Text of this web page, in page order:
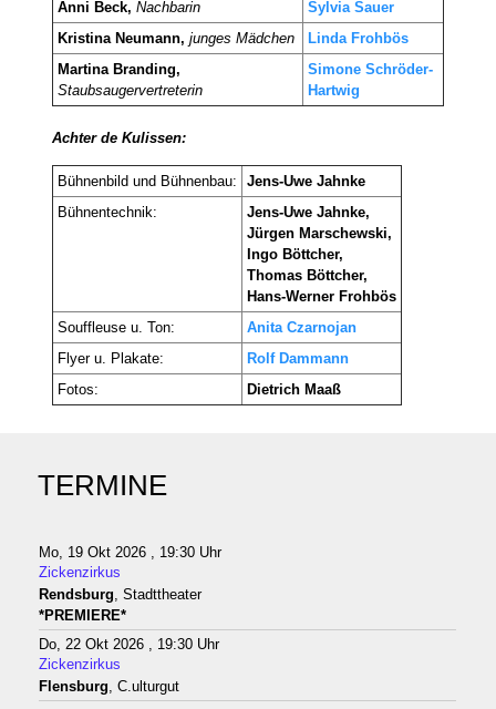
Anni Beck, Nachbarin
Sylvia Sauer
Kristina Neumann, junges Mädchen
Linda Frohbös
Martina Branding,
Staubsaugervertreterin
Simone Schröder-
Hartwig
Achter de Kulissen:
Bühnenbild und Bühnenbau:
Jens-Uwe Jahnke
Bühnentechnik:
Jens-Uwe Jahnke,
Jürgen Marschewski,
Ingo Böttcher,
Thomas Böttcher,
Hans-Werner Frohbös
Souffleuse u. Ton:
Anita Czarnojan
Flyer u. Plakate:
Rolf Dammann
Fotos:
Dietrich Maaß
TERMINE
Mo, 19 Okt 2026 , 19:30 Uhr
Zickenzirkus
Rendsburg, Stadttheater
*PREMIERE*
Do, 22 Okt 2026 , 19:30 Uhr
Zickenzirkus
Flensburg, C.ulturgut